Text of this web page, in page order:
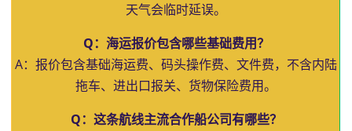
天气会临时延误。
Q：海运报价包含哪些基础费用？
A：报价包含基础海运费、码头操作费、文件费，不含内陆
拖车、进出口报关、货物保险费用。
Q：这条航线主流合作船公司有哪些？